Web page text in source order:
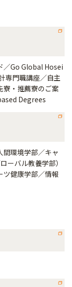
／Go Global Hosei
専門職講座／自主
寮・推薦寮のご案
Degrees
環境学部／キャ
ーバル教養学部）
ツ健康学部／情報